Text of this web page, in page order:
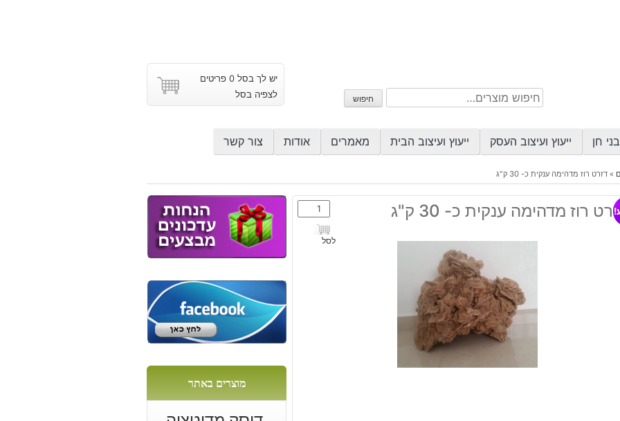
חיפוש
עבור:
חיפוש
יש לך בסל 0 פריטים
לצפיה בסל
חן ייעוץ ועיצוב העסק ייעוץ ועיצוב הבית מאמרים אודות צור קשר
»דזרט רוז מדהימה ענקית כ- 30 ק"ג
רוז מדהימה ענקית כ- 30 ק"ג
כמות
של
דזרט
לסל
מוצרים באתר